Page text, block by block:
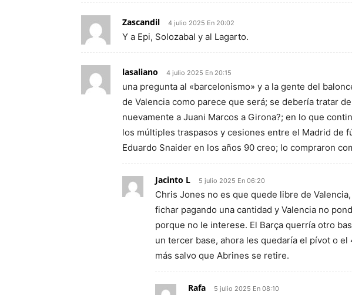
Zascandil 4 julio 2025 En 20:02
Y a Epi, Solozabal y al Lagarto.
lasaliano 4 julio 2025 En 20:15
una pregunta al «barcelonismo» y a la gente del
de Valencia como parece que será; se debería tratar
nuevamente a Juani Marcos a Girona?; en lo que
los múltiples traspasos y cesiones entre el Madrid de
Eduardo Snaider en los años 90 creo; lo compraron
Jacinto L 5 julio 2025 En 06:20
Chris Jones no es que quede libre de
fichar pagando una cantidad y Valencia no
porque no le interese. El Barça querría otro
un tercer base, ahora les quedaría el pívot o
más salvo que Abrines se retire.
Rafa 5 julio 2025 En 08:10